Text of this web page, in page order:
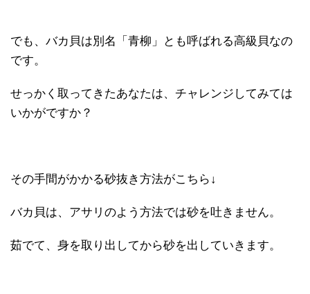
でも、バカ貝は別名「青柳」とも呼ばれる高級貝なの
です。
せっかく取ってきたあなたは、チャレンジしてみては
いかがですか？
その手間がかかる砂抜き方法がこちら↓
バカ貝は、アサリのよう方法では砂を吐きません。
茹でて、身を取り出してから砂を出していきます。